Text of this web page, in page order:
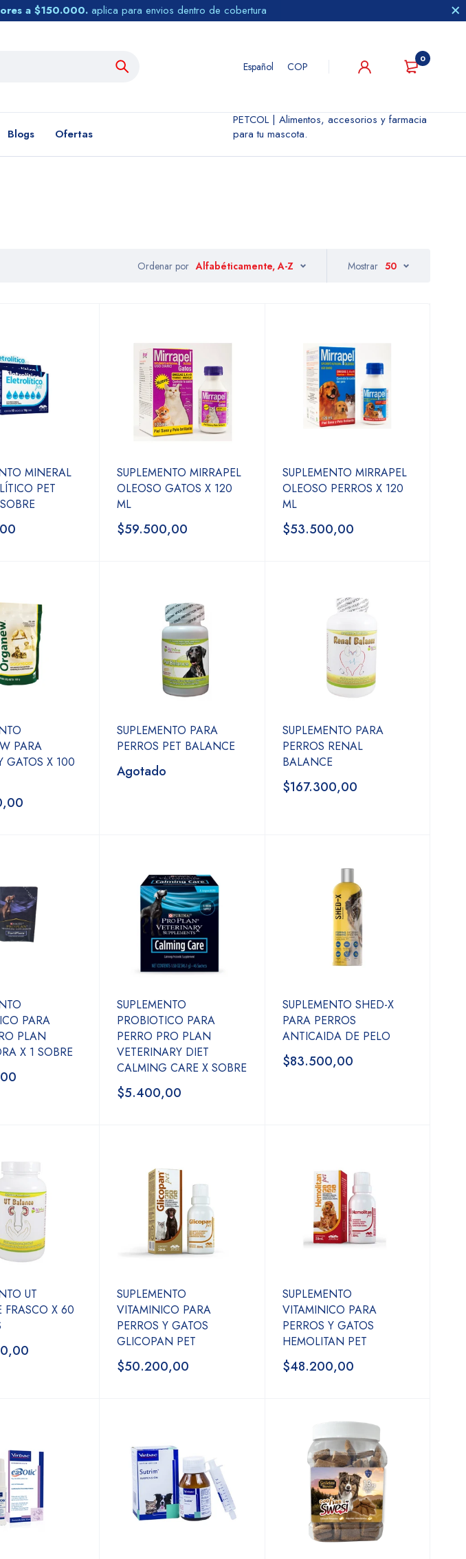
a $150.000. aplica para envios dentro de cobertura
Español COP
0
Blogs Ofertas
PETCOL | Alimentos, accesorios y farmacia
para tu mascota.
Ordenar por Alfabéticamente, A-Z Mostrar 50
MINERAL
PET
SUPLEMENTO MIRRAPEL
OLEOSO GATOS X 120
ML
$59.500,00
SUPLEMENTO MIRRAPEL
OLEOSO PERROS X 120
ML
$53.500,00
PARA
GATOS X 100
SUPLEMENTO PARA
PERROS PET BALANCE
Agotado
SUPLEMENTO PARA
PERROS RENAL
BALANCE
$167.300,00
PARA
PLAN
X 1 SOBRE
SUPLEMENTO
PROBIOTICO PARA
PERRO PRO PLAN
VETERINARY DIET
CALMING CARE X SOBRE
$5.400,00
SUPLEMENTO SHED-X
PARA PERROS
ANTICAIDA DE PELO
$83.500,00
UT
FRASCO X 60
SUPLEMENTO
VITAMINICO PARA
PERROS Y GATOS
GLICOPAN PET
$50.200,00
SUPLEMENTO
VITAMINICO PARA
PERROS Y GATOS
HEMOLITAN PET
$48.200,00